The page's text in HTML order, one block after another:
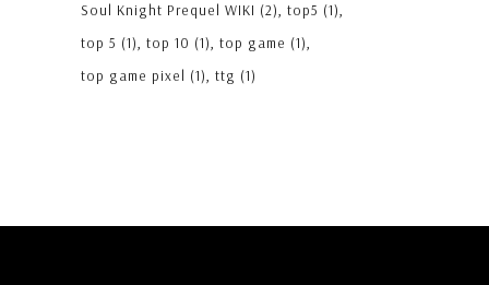
Soul Knight Prequel WIKI (2) top5 (1)
top 5 (1) top 10 (1) top game (1)
top game pixel (1) ttg (1)